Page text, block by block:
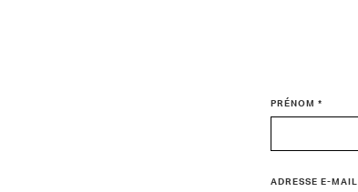
PRÉNOM *
ADRESSE E-